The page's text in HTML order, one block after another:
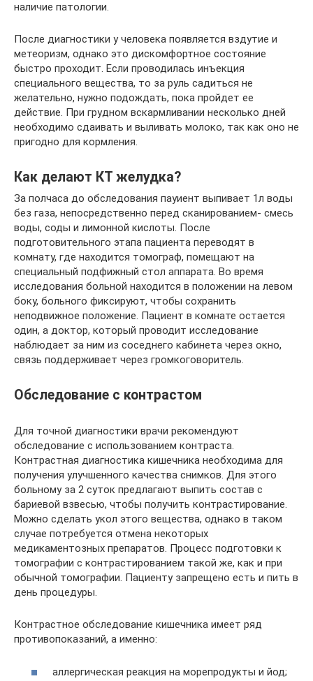
наличие патологии.
После диагностики у человека появляется вздутие и
метеоризм, однако это дискомфортное состояние
быстро проходит. Если проводилась инъекция
специального вещества, то за руль садиться не
желательно, нужно подождать, пока пройдет ее
действие. При грудном вскармливании несколько дней
необходимо сдаивать и выливать молоко, так как оно не
пригодно для кормления.
Как делают КТ желудка?
За полчаса до обследования пауиент выпивает 1л воды
без газа, непосредственно перед сканированием- смесь
воды, соды и лимонной кислоты. После
подготовительного этапа пациента переводят в
комнату, где находится томограф, помещают на
специальный подфижный стол аппарата. Во время
исследования больной находится в положении на левом
боку, больного фиксируют, чтобы сохранить
неподвижное положение. Пациент в комнате остается
один, а доктор, который проводит исследование
наблюдает за ним из соседнего кабинета через окно,
связь поддерживает через громкоговоритель.
Обследование с контрастом
Для точной диагностики врачи рекомендуют
обследование с использованием контраста.
Контрастная диагностика кишечника необходима для
получения улучшенного качества снимков. Для этого
больному за 2 суток предлагают выпить состав с
бариевой взвесью, чтобы получить контрастирование.
Можно сделать укол этого вещества, однако в таком
случае потребуется отмена некоторых
медикаментозных препаратов. Процесс подготовки к
томографии с контрастированием такой же, как и при
обычной томографии. Пациенту запрещено есть и пить в
день процедуры.
Контрастное обследование кишечника имеет ряд
противопоказаний, а именно:
аллергическая реакция на морепродукты и йод;